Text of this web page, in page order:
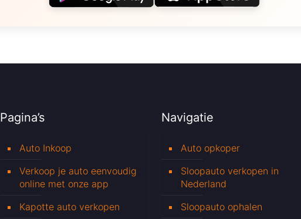
Pagina’s
Auto Inkoop
Verkoop je auto eenvoudig
online met onze app
Kapotte auto verkopen
Navigatie
Auto opkoper
Sloopauto verkopen in
Nederland
Sloopauto ophalen